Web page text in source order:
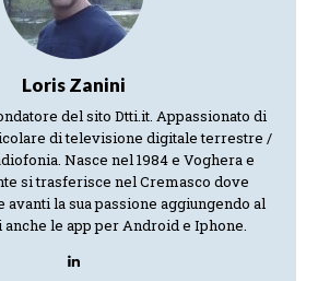
Loris Zanini
del sito Dtti.it. Appassionato di
di televisione digitale terrestre /
Nasce nel 1984 e Voghera e
si trasferisce nel Cremasco dove
avanti la sua passione aggiungendo al
le app per Android e Iphone.